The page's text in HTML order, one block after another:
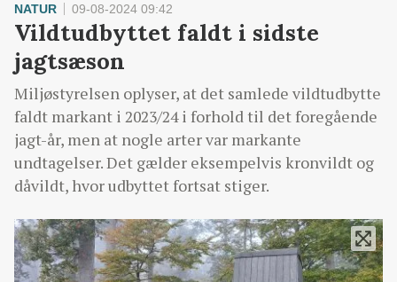
NATUR 09-08-2024 09:42
Vildtudbyttet faldt i sidste
jagtsæson
Miljøstyrelsen oplyser, at det samlede vildtudbytte
faldt markant i 2023/24 i forhold til det foregående
jagt-år, men at nogle arter var markante
undtagelser. Det gælder eksempelvis kronvildt og
dåvildt, hvor udbyttet fortsat stiger.